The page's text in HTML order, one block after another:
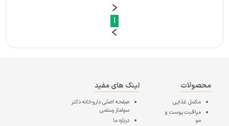
1
محصولات
مکمل غذایی
مراقبت پوست و
مو
لینک های مفید
صفحه اصلیداروخانه دکتر
سولماز رستمی
درباره ما